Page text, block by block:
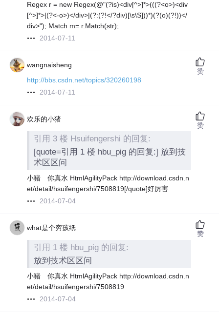
Regex r = new Regex(@"(?is)<div[^>]*>(((?<o>)<div
[^>]*>|(?<-o>)</div>|(?:(?!</?div)[\s\S]))*)(?(o)(?!))</
div>"); Match m= r.Match(str);
2014-07-11
wangnaisheng
http://bbs.csdn.net/topics/320260198
2014-07-11
赞
欢乐的小猪
引用 3 楼 Hsuifengershi 的回复:
[quote=引用 1 楼 hbu_pig 的回复:] 放到技
术区区问
小猪 你真水 HtmlAgilityPack http://download.csdn.n
et/detail/hsuifengershi/7508819[/quote]好厉害
2014-07-04
赞
what是个穷孩纸
引用 1 楼 hbu_pig 的回复:
放到技术区区问
小猪 你真水 HtmlAgilityPack http://download.csdn.n
et/detail/hsuifengershi/7508819
2014-07-04
赞